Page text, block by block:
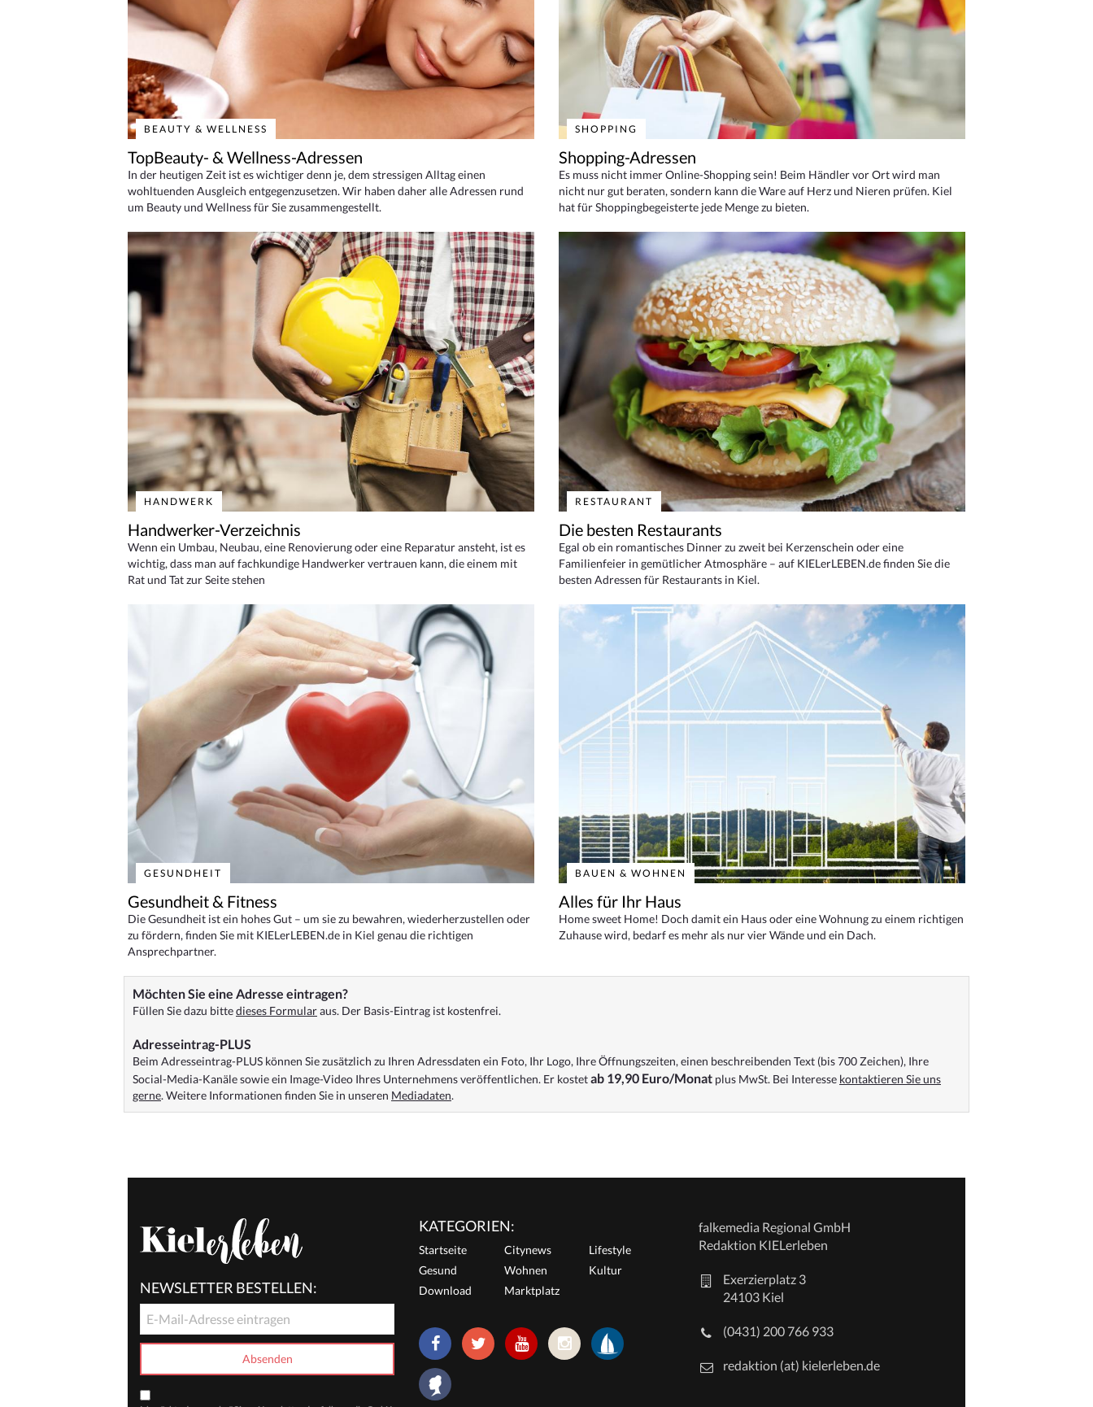
BEAUTY & WELLNESS
TopBeauty- & Wellness-Adressen
In der heutigen Zeit ist es wichtiger denn je, dem stressigen Alltag einen
wohltuenden Ausgleich entgegenzusetzen. Wir haben daher alle Adressen rund
um Beauty und Wellness für Sie zusammengestellt.
SHOPPING
Shopping-Adressen
Es muss nicht immer Online-Shopping sein! Beim Händler vor Ort wird man
nicht nur gut beraten, sondern kann die Ware auf Herz und Nieren prüfen. Kiel
hat für Shoppingbegeisterte jede Menge zu bieten.
HANDWERK
Handwerker-Verzeichnis
Wenn ein Umbau, Neubau, eine Renovierung oder eine Reparatur ansteht, ist es
wichtig, dass man auf fachkundige Handwerker vertrauen kann, die einem mit
Rat und Tat zur Seite stehen
RESTAURANT
Die besten Restaurants
Egal ob ein romantisches Dinner zu zweit bei Kerzenschein oder eine
Familienfeier in gemütlicher Atmosphäre – auf KIELerLEBEN.de finden Sie die
besten Adressen für Restaurants in Kiel.
GESUNDHEIT
Gesundheit & Fitness
Die Gesundheit ist ein hohes Gut – um sie zu bewahren, wiederherzustellen oder
zu fördern, finden Sie mit KIELerLEBEN.de in Kiel genau die richtigen
Ansprechpartner.
BAUEN & WOHNEN
Alles für Ihr Haus
Home sweet Home! Doch damit ein Haus oder eine Wohnung zu einem richtigen
Zuhause wird, bedarf es mehr als nur vier Wände und ein Dach.
Möchten Sie eine Adresse eintragen?
Füllen Sie dazu bittedieses Formularaus. Der Basis-Eintrag ist kostenfrei.
Adresseintrag-PLUS
Beim Adresseintrag-PLUS können Sie zusätzlich zu Ihren Adressdaten ein Foto, Ihr Logo, Ihre Öffnungszeiten, einen beschreibenden Text (bis 700 Zeichen), Ihre
Social-Media-Kanäle sowie ein Image-Video Ihres Unternehmens veröffentlichen. Er kostetab 19,90 Euro/Monat plus MwSt. Bei Interesse kontaktieren Sie uns
gerne. Weitere Informationen finden Sie in unseren Mediadaten.
NEWSLETTER BESTELLEN:
KATEGORIEN:
Startseite Citynews
Lifestyle
Gesund
Wohnen
Kultur
Download
Marktplatz
falkemedia Regional GmbH
Redaktion KIELerleben
Exerzierplatz 3
24103 Kiel
(0431) 200 766 933
redaktion (at) kielerleben.de